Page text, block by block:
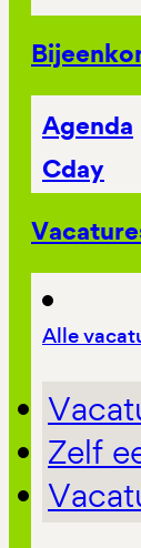
Agenda
Cday
Alle
Zelf